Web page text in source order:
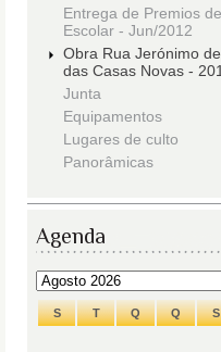
Entrega de Premios
Escolar - Jun/2012
Obra Rua Jerónimo
das Casas Novas -
Junta
Equipamentos
Lugares de culto
Panorâmicas
Agenda
S T Q Q S